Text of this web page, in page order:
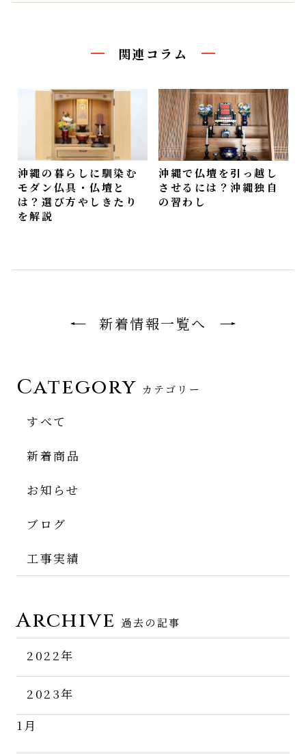
関連コラム
沖縄の暮らしに馴染む
モダン仏具・仏壇と
は？選び方やしきたり
を解説
沖縄で仏壇を引っ越し
させるには？沖縄独自
の習わし
新着情報一覧へ
Category カテゴリー
すべて
新着商品
お知らせ
ブログ
工事実績
Archive 過去の記事
2022年
11月
12月
2023年
1月